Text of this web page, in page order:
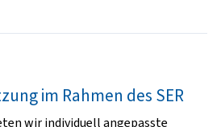
im Rahmen des SER
wir individuell angepasste